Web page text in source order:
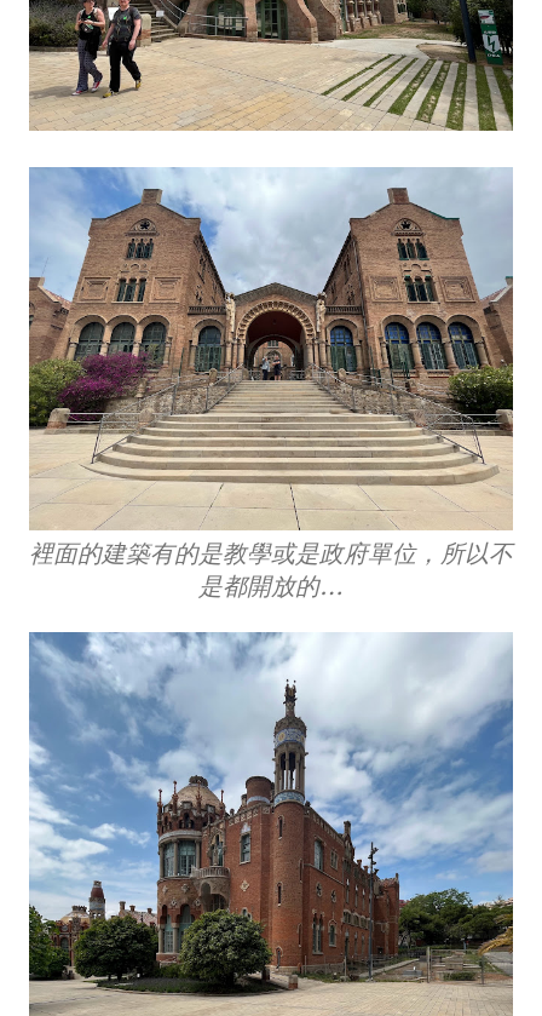
裡面的建築有的是教學或是政府單位，所以不
是都開放的…